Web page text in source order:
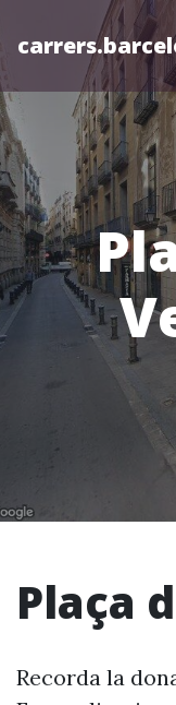
Plaça
Recorda la